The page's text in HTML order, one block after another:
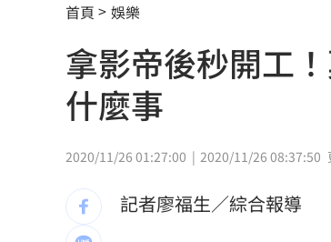
蕭敬騰遇惡房東被寄存證信函
行車糾紛！台中伯滿頭是血
ENHYPEN站姐直播亡！最後
獨家／黃崇仁生前曝有靈異體
蔡阿嘎復工！新企劃開拍 二
首頁 娛樂
拿影帝後秒開工
什麼事
2020/11/26 01:27:00 2020/11/26 08:37:50
記者廖福生／綜合報導